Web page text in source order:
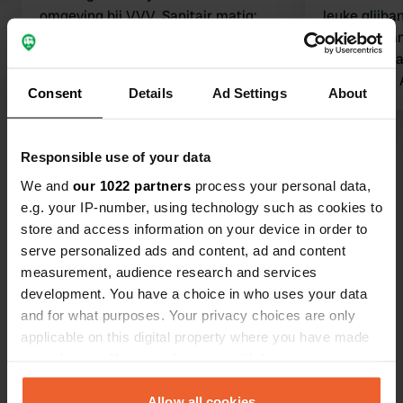
Consent Details Ad Settings About
Responsible use of your data
We and our 1022 partners process your personal data,
e.g. your IP-number, using technology such as cookies to
store and access information on your device in order to
serve personalized ads and content, ad and content
measurement, audience research and services
development. You have a choice in who uses your data
and for what purposes. Your privacy choices are only
applicable on this digital property where you have made
any time from the Cookie Declaration or by clicking on
omgeving bij VVV. Sanitair matig:
zwembad. Gunstige liggen bij leuk
dorpje. In hoogseizoen zou ik hier niet
doen letterlijk en figuurlijk veel stof
opwaaien.
leuke
‘gehokte
plaatsen
of
houdt past
Ben jij hier geweest?
Contact
Locatie